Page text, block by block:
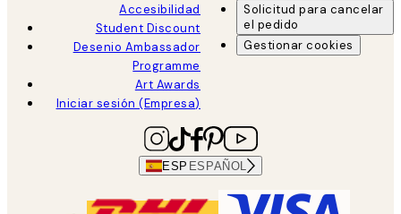
Accesibilidad
Student Discount
Desenio Ambassador
Programme
Art Awards
Iniciar sesión (Empresa)
Solicitud para cancelar
el pedido
Gestionar cookies
ESP ESPAÑOL